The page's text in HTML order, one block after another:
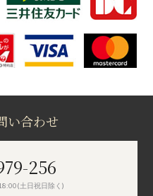
い合わせ
256
土日祝日除く)